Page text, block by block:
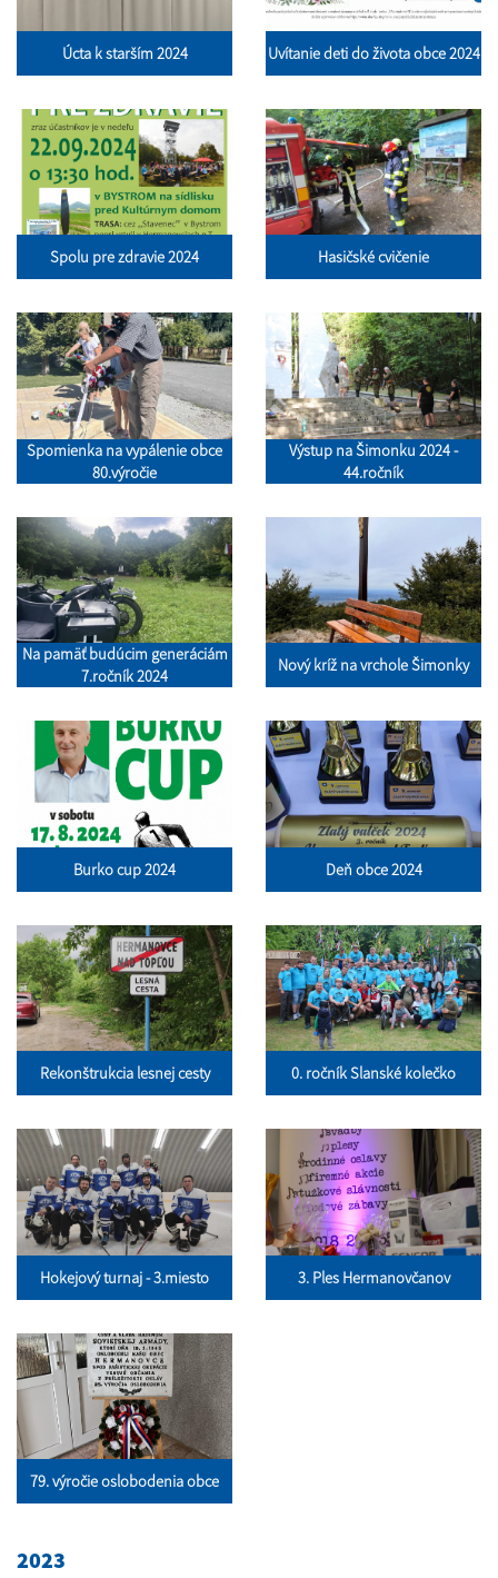
Úcta k starším 2024 Uvítanie deti do života obce 2024
Spolu pre zdravie 2024 Hasičské cvičenie
Spomienka na vypálenie obce
80.výročie
Výstup na Šimonku 2024 -
44.ročník
Na pamäť budúcim generáciám
7.ročník 2024
Nový kríž na vrchole Šimonky
Burko cup 2024 Deň obce 2024
Rekonštrukcia lesnej cesty 0. ročník Slanské kolečko
Hokejový turnaj - 3.miesto 3. Ples Hermanovčanov
79. výročie oslobodenia obce
2023